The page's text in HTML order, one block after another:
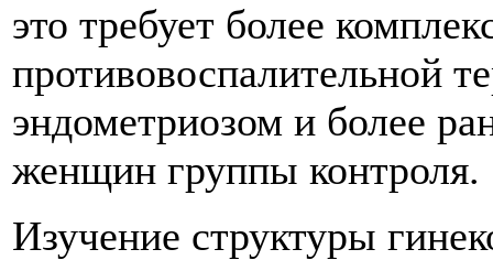
это требует более
противовоспалительной
эндометриозом и более
женщин группы контроля.
Изучение структуры